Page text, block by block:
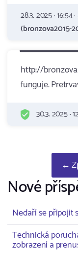
28.3. 2025 · 16:54
(bronzova2015-
http://
funguje.
30.3. 2025 ·
←
Nové
Nedaří se připojit
Technická
zobrazení a